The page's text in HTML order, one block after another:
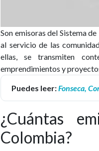
Son emisoras del Sistema
al servicio de las
ellas, se transmiten
emprendimientos y
Puedes leer:Fonseca,
¿Cuántas
Colombia?